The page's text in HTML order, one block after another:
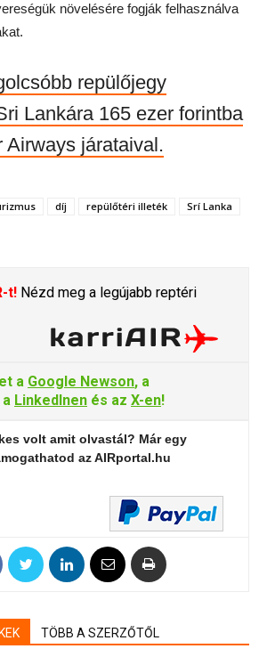
növelésére fogják felhasználva
repülőjegy
Lankára 165 ezer forintba
Airways járataival.
díj repülőtéri illeték
Srí Lanka
t! Nézd meg a legújabb reptéri
a Google Newson, a
a LinkedInen és az X-en!
volt amit olvastál? Már egy
az AIRportal.hu
TÖBB A SZERZŐTŐL